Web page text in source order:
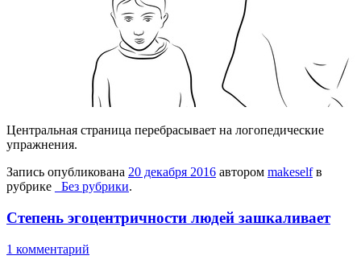
Центральная страница перебрасывает на логопедические
упражнения.
Запись опубликована 20 декабря 2016 автором makeselfв
рубрике
_Без рубрики.
Степень эгоцентричности людей зашкаливает
1 комментарий